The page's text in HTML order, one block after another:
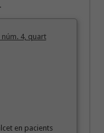
núm. 4, quart
en pacients